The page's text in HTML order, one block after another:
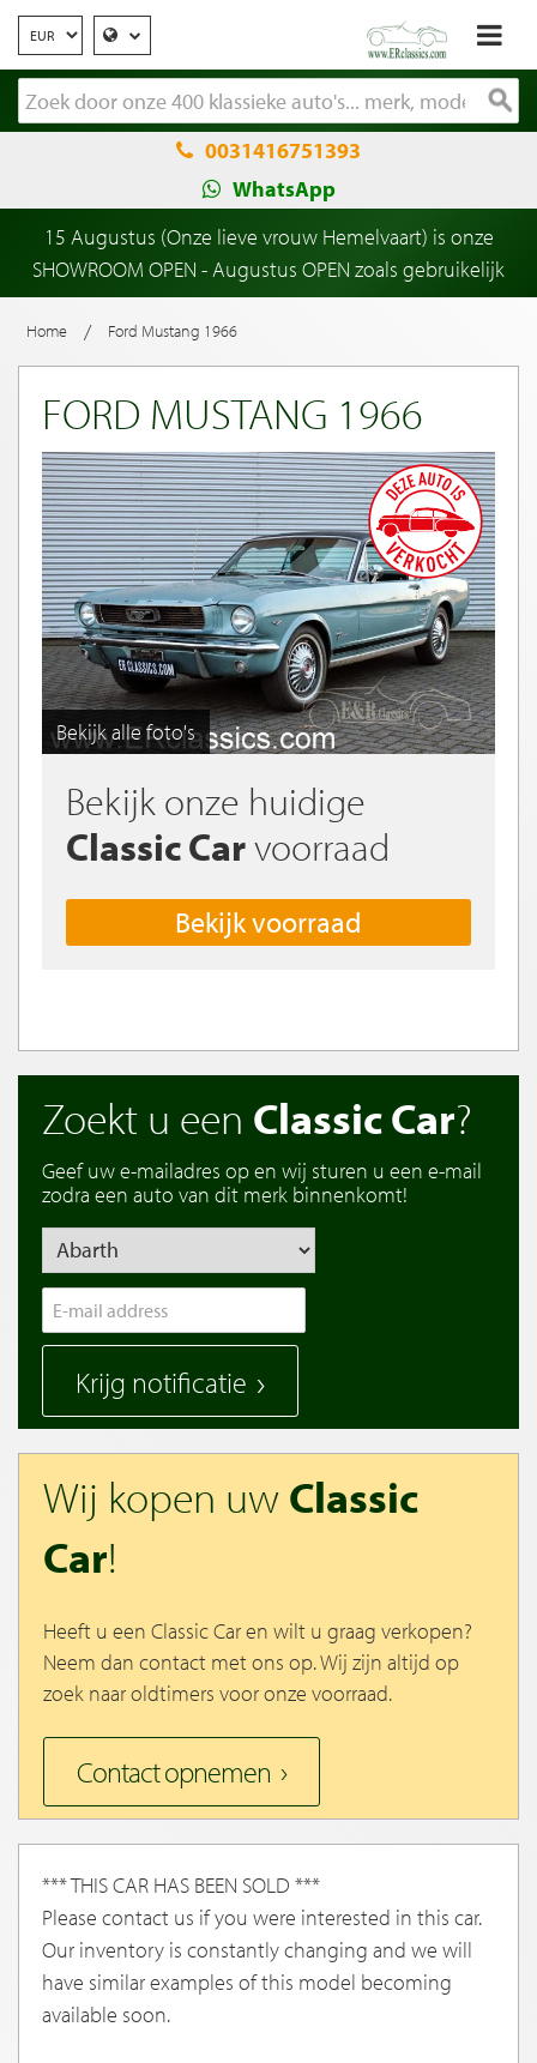
0031416751393
WhatsApp
15 Augustus (Onze lieve vrouw Hemelvaart) is onze
SHOWROOM OPEN - Augustus OPEN zoals gebruikelijk
Home / Ford Mustang 1966
FORD MUSTANG 1966
Bekijk alle foto's
Bekijk onze huidige
Classic Carvoorraad
Bekijk voorraad
Zoekt u een Classic Car?
Geef uw e-mailadres op en wij sturen u een e-mail
zodra een auto van dit merk binnenkomt!
Krijg notificatie
Wij kopen uwClassic
Car!
Heeft u een Classic Car en wilt u graag verkopen?
Neem dan contact met ons op. Wij zijn altijd op
zoek naar oldtimers voor onze voorraad.
Contact opnemen
*** THIS CAR HAS BEEN SOLD ***
Please contact us if you were interested in this car.
Our inventory is constantly changing and we will
have similar examples of this model becoming
available soon.